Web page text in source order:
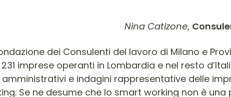
Nina Catizone,
spiega che, “a suo avviso, l’attuale testo dell’art. 19 sembrerebbe adombrare l’estensione di tale responsabilità anche agli ambienti nei quali il dipendente espleta la sua prestazione in modalità di lavoro agile, cosa che non può essere accettata e che espone il datore di lavoro a possibili interpretazioni estensive della norma da parte della magistratura”. Interviene a questo punto il sottosegretario, e sostiene che “il testo dell’art. 19 è volto ad assicurare un limite minimo degli obblighi del datore di lavoro, rappresentato dalla trasmissione annuale di tale documento, ferma la possibilità di aggiornare l’informativa nel corso dell’anno”. Ma non tranquillizza il primo Deputato intervenuto: “L’art. 19 appare riguardare non solo la strumentazione messa a disposizione del lavoratore ma anche gli ambienti in cui egli espleta la sua prestazione in modalità di lavoro agile. Pur riconoscendo che la volontà del legislatore non può essere quella di esporre i datori di lavoro a un tale carico di responsabilità, ritiene che l’imprecisa formulazione del testo potrebbe esporre i datori di lavoro a interpretazioni giurisprudenziali sfavorevoli”. Ribatte il sottosegretario non senza ottimismo: “Il testo dell’art. 19 non dà luogo ad equivoci sull’ambito della responsabilità del datore di lavoro in materia di sicurezza del lavoratore. Nella norma si evidenzia, infatti, che il datore di lavoro garantisce la salute e la sicurezza sul lavoro e, a tal fine, consegna l’informativa annuale sui rischi, in questo modo chiarendo che in tale atto si sostanzia la garanzia dovuta”. Ulteriore replica del Deputato critico: “una migliore formulazione del testo favorirebbe una maggiore diffusione del lavoro agile, che potrebbe, invece, essere ostacolata dalla paura dei datori di lavoro di essere coinvolti in contenziosi”. Risolutivo è il richiamo del Presidente all’esigenza di approvare rapidamente la legge, anche a costo di non affrontare tutti i punti che pur richiederebbero “una migliore esplicitazione”: “Pur riconoscendo la ragionevolezza delle argomentazioni addotte dai colleghi intervenuti, ricorda che la necessità di giungere ad una celere approvazione del provvedimento non permette di affrontare tutti i punti che necessiterebbero di una migliore esplicitazione. Concorda, tuttavia, con il sottosegretario, sulla chiarezza del testo dell’art. 19, in base al quale gli obblighi del datore di lavoro in materia di sicurezza del lavoratore si esauriscono con la consegna dell’informativa scritta”. Non a torto, però, una Deputata insiste: “Pur aderendo all’invito al ritiro del suo emendamento, sottolinea l’esigenza di evitare la confusione, nella quale sono incorsi anche i colleghi intervenuti, tra lavoro agile e lavoro da casa o telelavoro. La peculiarità del cosiddetto lavoro agile sta, infatti, nella possibilità di espletare la prestazione lavorativa in qualunque situazione, anche sconosciuta al datore di lavoro, e con qualsiasi tipo di strumentazione. Da ciò discende, a suo avviso, la necessità di delimitare l’ambito di responsabilità del datore di lavoro e, a tale proposito, sollecita i colleghi e il Governo a un’ulteriore riflessione sul tema, valutando anche la possibilità di impegnare l’Esecutivo con la presentazione di un apposito ordine del giorno in Assemblea”. Ne trae spunto l’Onorevole apparso più critico nell’ambito della Commissione. Invero, “osserva che le affermazioni della collega corroborano quanto da lui detto sulla potenziale gravosità della responsabilità in capo al datore di lavoro. Non concorda, tuttavia, con la collega sulla possibilità che il lavoro agile possa essere svolto ovunque, dal momento che le statistiche evidenziano una spiccata preferenza per lo svolgimento della prestazione lavorativa dalla propria abitazione. A suo avviso, la presentazione di un ordine del giorno non garantisce la stessa incisività dell’approvazione di una apposita disposizione”. La conclusione dei lavori è deludente per i deputati intervenuti: i loro emendamenti all’art. 19, comma 1, vengono drasticamente respinti. Non ci vuol molto a comprendere che l’interpretazione